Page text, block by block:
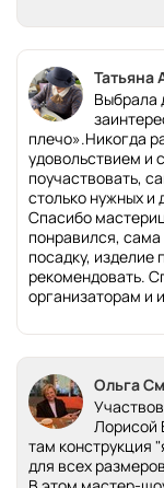
Татьяна
Выбрала
плечо».Никогда
удовольствием и
поучаствовать,
столько нужных и
Спасибо
понравился,
посадку, изделие
рекомендовать.
организаторам и
Ольга
Лорисой
там конструкция
для всех